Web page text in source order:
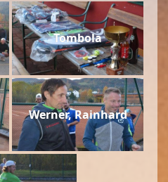
Tombola
Werner, Rainhard